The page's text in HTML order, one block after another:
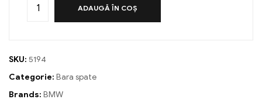
ADAUGĂ ÎN COȘ
SKU: 5194
Categorie: Bara spate
Brands: BMW